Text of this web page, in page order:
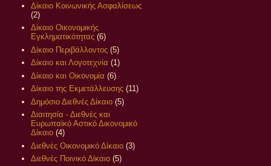
Δίκαιο Κοινωνικής Ασφαλίσεως
(2)
Δίκαιο Οικονομικής
Εγκληματικότητας (6)
Δίκαιο Περιβάλλοντος (5)
Δίκαιο και Λογοτεχνία (1)
Δίκαιο και Οικονομία (6)
Δίκαιο της Εκμετάλλευσης (11)
Δημόσιο Διεθνές Δίκαιο (5)
Διαιτησία - Διεθνές και
Ευρωπαϊκό Αστικό Δικονομικό
Δίκαιο (4)
Διεθνές Οικονομικό Δίκαιο (3)
Διεθνές Ποινικό Δίκαιο (5)